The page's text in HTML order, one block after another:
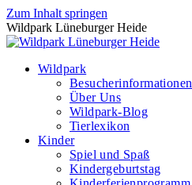
Zum Inhalt springen
Wildpark Lüneburger Heide
Wildpark
Besucherinformationen
Über Uns
Wildpark-Blog
Tierlexikon
Kinder
Spiel und Spaß
Kindergeburtstag